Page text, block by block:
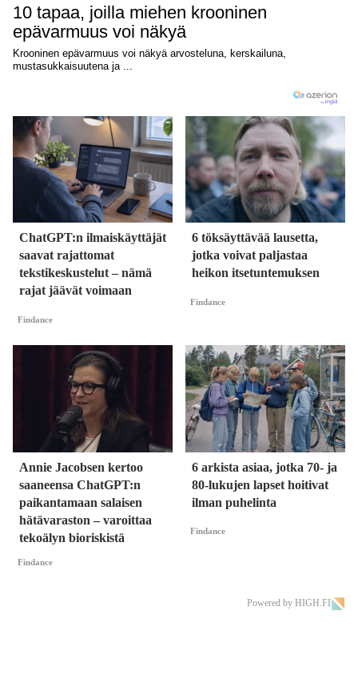
ChatGPT:n ilmaiskäyttäjät
saavat rajattomat
tekstikeskustelut – nämä
rajat jäävät voimaan
Findance
6 töksäyttävää lausetta,
jotka voivat paljastaa
heikon itsetuntemuksen
Findance
Annie Jacobsen kertoo
saaneensa ChatGPT:n
paikantamaan salaisen
hätävaraston – varoittaa
tekoälyn bioriskistä
Findance
6 arkista asiaa, jotka 70- ja
80-lukujen lapset hoitivat
ilman puhelinta
Findance
Powered by HIGH.FI